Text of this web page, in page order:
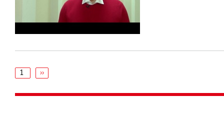
страниц
1
Следующая
››